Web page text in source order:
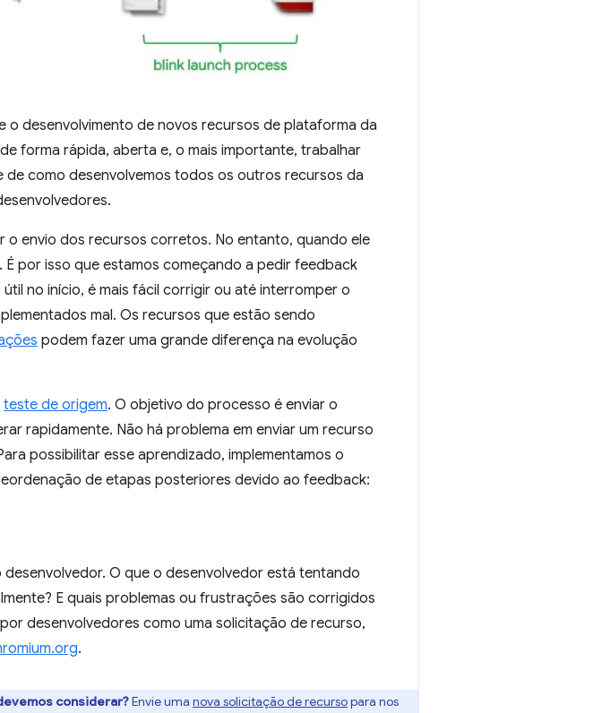
o desenvolvimento de novos recursos de plataforma da
forma rápida, aberta e, o mais importante, trabalhar
como desenvolvemos todos os outros recursos da
envio dos recursos corretos. No entanto, quando ele
por isso que estamos começando a pedir feedback
no início, é mais fácil corrigir ou até interromper o
mal. Os recursos que estão sendo
podem fazer uma grande diferença na evolução
teste de origem. O objetivo do processo é enviar o
rapidamente. Não há problema em enviar um recurso
possibilitar esse aprendizado, implementamos o
de etapas posteriores devido ao feedback:
O que o desenvolvedor está tentando
E quais problemas ou frustrações são corrigidos
desenvolvedores como uma solicitação de recurso,
.
considerar?Envie uma nova solicitação de recursopara nos